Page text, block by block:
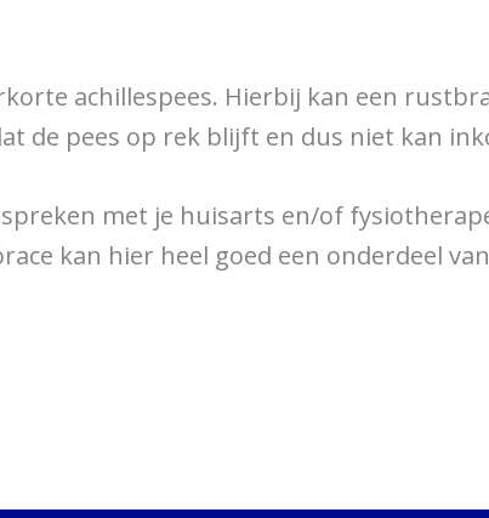
achillespees. Hierbij kan een
de pees op rek blijft en dus niet kan
met je huisarts en/of
kan hier heel goed een onderdeel